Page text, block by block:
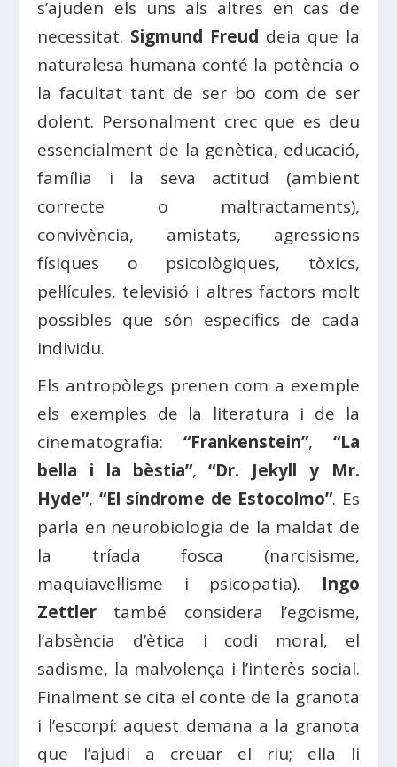
s’ajuden els uns als altres en cas de
necessitat. Sigmund Freud deia que la
naturalesa humana conté la potència o
la facultat tant de ser bo com de ser
dolent. Personalment crec que es deu
essencialment de la genètica, educació,
família i la seva actitud (ambient
correcte o maltractaments),
convivència, amistats, agressions
físiques o psicològiques, tòxics,
pel·lícules, televisió i altres factors molt
possibles que són específics de cada
individu.
Els antropòlegs prenen com a exemple
els exemples de la literatura i de la
cinematografia: “Frankenstein”, “La
bella i la bèstia”,“Dr. Jekyll y Mr.
Hyde”, “El síndrome de Estocolmo”. Es
parla en neurobiologia de la maldat de
la tríada fosca (narcisisme,
maquiavel·lisme i psicopatia). Ingo
Zettler també considera l’egoisme,
l’absència d’ètica i codi moral, el
sadisme, la malvolença i l’interès social.
Finalment se cita el conte de la granota
i l’escorpí: aquest demana a la granota
que l’ajudi a creuar el riu; ella li